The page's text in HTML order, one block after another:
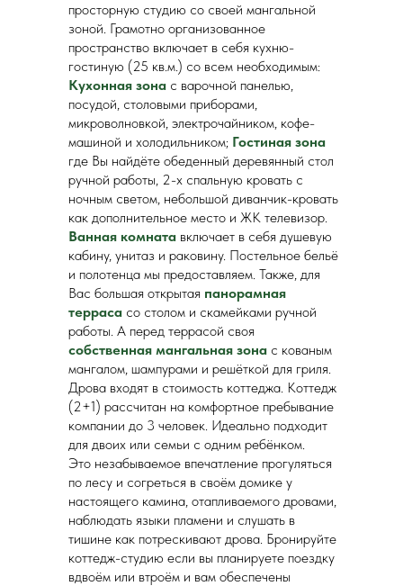
просторную студию со своей мангальной
зоной. Грамотно организованное
пространство включает в себя кухню-
гостиную (25 кв.м.) со всем необходимым:
Кухонная зона с варочной панелью,
посудой, столовыми приборами,
микроволновкой, электрочайником, кофе-
машиной и холодильником; Гостиная зона
где Вы найдёте обеденный деревянный стол
ручной работы, 2-х спальную кровать с
ночным светом, небольшой диванчик-кровать
как дополнительное место и ЖК телевизор.
Ванная комната включает в себя душевую
кабину, унитаз и раковину. Постельное бельё
и полотенца мы предоставляем. Также, для
Вас большая открытая панорамная
терраса со столом и скамейками ручной
работы. А перед террасой своя
собственная мангальная зона с кованым
мангалом, шампурами и решёткой для гриля.
Дрова входят в стоимость коттеджа. Коттедж
(2+1) рассчитан на комфортное пребывание
компании до 3 человек. Идеально подходит
для двоих или семьи с одним ребёнком.
Это незабываемое впечатление прогуляться
по лесу и согреться в своём домике у
настоящего камина, отапливаемого дровами,
наблюдать языки пламени и слушать в
тишине как потрескивают дрова. Бронируйте
коттедж-студию если вы планируете поездку
вдвоём или втроём и вам обеспечены